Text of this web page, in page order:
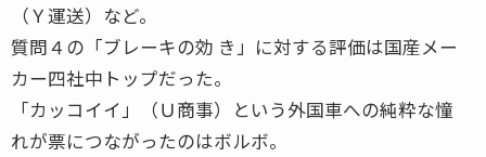
（Ｙ運送）など。
質問４の「ブレーキの効 き」に対する評価は国産メー
カー四社中トップだった。
「カッコイイ」（Ｕ商事）という外国車への純粋な憧
れが票につながったのはボルボ。